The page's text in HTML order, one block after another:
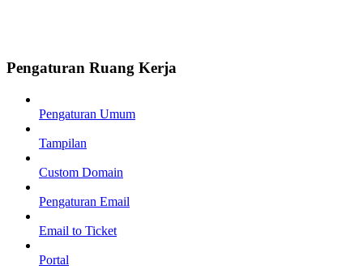
Pengaturan Ruang Kerja
Pengaturan Umum
Tampilan
Custom Domain
Pengaturan Email
Email to Ticket
Portal